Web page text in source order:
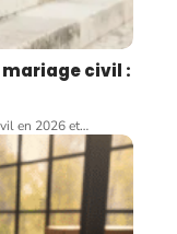
mariage civil :
en 2026 et…